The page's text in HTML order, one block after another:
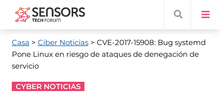
Casa > Ciber Noticias> CVE-2017-15908: Bug systemd
Pone Linux en riesgo de ataques de denegación de
servicio
CYBER NOTICIAS